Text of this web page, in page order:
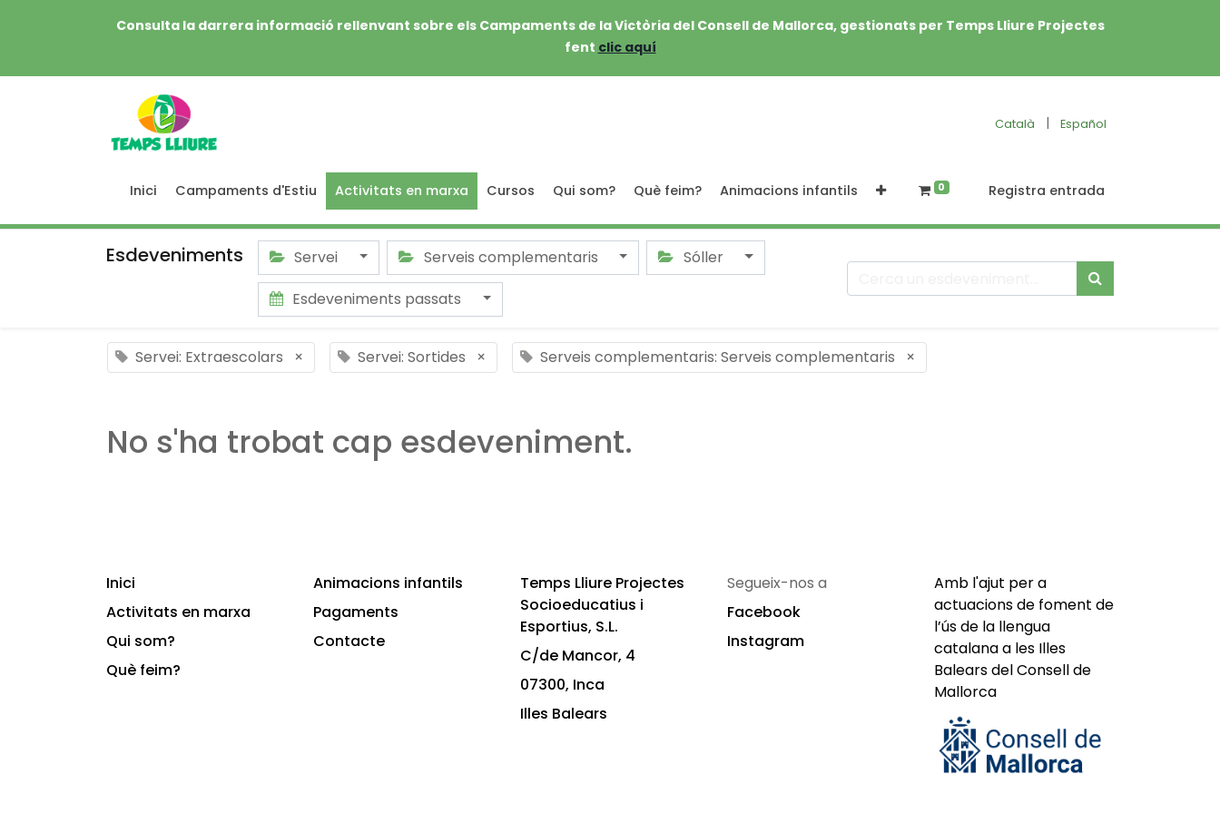
Consulta la darrera informació rellenvant sobre els Campaments de la Victòria del Consell de Mallorca, gestionats per Temps Lliure Projectes
fent clic aquí
Català | Español
Inici Campaments d'Estiu Activitats en marxa Cursos Qui som? Què feim? Animacions infantils 0 Registra entrada
Esdeveniments Servei Serveis complementaris
Sóller
Esdeveniments passats
Servei: Extraescolars × Servei: Sortides × Serveis complementaris: Serveis complementaris ×
No s'ha trobat cap esdeveniment.
Inici
Activitats en marxa
Qui som?
Què feim?
Animacions infantils
Pagaments
Contacte
Temps Lliure Projectes
Socioeducatius i
Esportius, S.L.
C/de Mancor, 4
07300, Inca
Illes Balears
Segueix-nos a
Facebook
Instagram
Amb l'ajut per a
actuacions de foment de
l’ús de la llengua
catalana a les Illes
Balears del Consell de
Mallorca